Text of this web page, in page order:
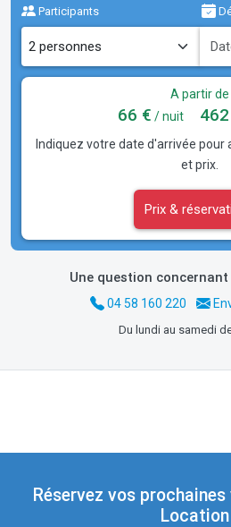
Participants
A partir de
66 € / nuit
Indiquez votre date d'arrivée pour
et prix.
Prix &
Une question
04 58 160 220
Du lundi au samedi
Réservez vos